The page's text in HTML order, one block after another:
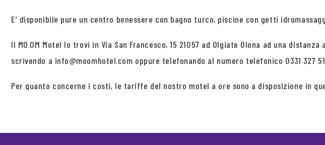
E’ disponibile pure un centro benessere con bagno turco, piscine con getti
Il MO.OM Motel lo trovi in Via San Francesco, 15 21057 ad Olgiate Olona ad una
scrivendo a info@moomhotel.com oppure telefonando al numero telefonico 0331 327
Per quanto concerne i costi, le tariffe del nostro motel a ore sono a disposizione in